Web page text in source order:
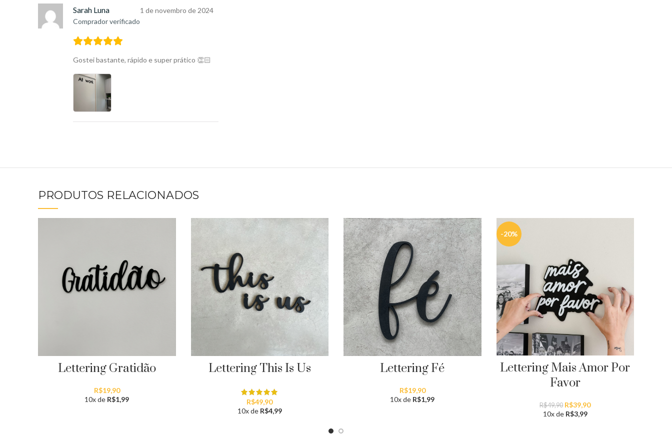
Sarah Luna
Comprador verificado
1 de novembro de 2024
Gostei bastante, rápido e super prático 👏🏻
PRODUTOS RELACIONADOS
Lettering Gratidão
R$19,90
10x de R$1,99
Lettering This Is Us
R$49,90
10x de R$4,99
Lettering Fé
R$19,90
10x de R$1,99
-20%
Lettering Mais Amor Por
Favor
R$49,90 O
preço
R$39,90O
10x de R$3,99